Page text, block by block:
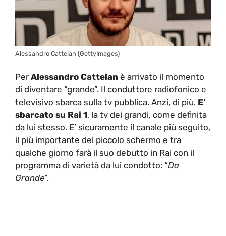
Alessandro Cattelan (GettyImages)
PerAlessandro Cattelan è arrivato il momento
di diventare “grande”. Il conduttore radiofonico e
televisivo sbarca sulla tv pubblica. Anzi, di più. E’
sbarcato su Rai 1, la tv dei grandi, come definita
da lui stesso. E’ sicuramente il canale più seguito,
il più importante del piccolo schermo e tra
qualche giorno farà il suo debutto in Rai con il
programma di varietà da lui condotto: “Da
Grande“.